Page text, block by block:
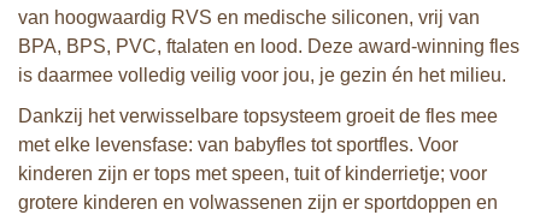
van hoogwaardig RVS en medische siliconen, vrij van
BPA, BPS, PVC, ftalaten en lood. Deze award-winning fles
is daarmee volledig veilig voor jou, je gezin én het milieu.
Dankzij het verwisselbare topsysteem groeit de fles mee
met elke levensfase: van babyfles tot sportfles. Voor
kinderen zijn er tops met speen, tuit of kinderrietje; voor
grotere kinderen en volwassenen zijn er sportdoppen en